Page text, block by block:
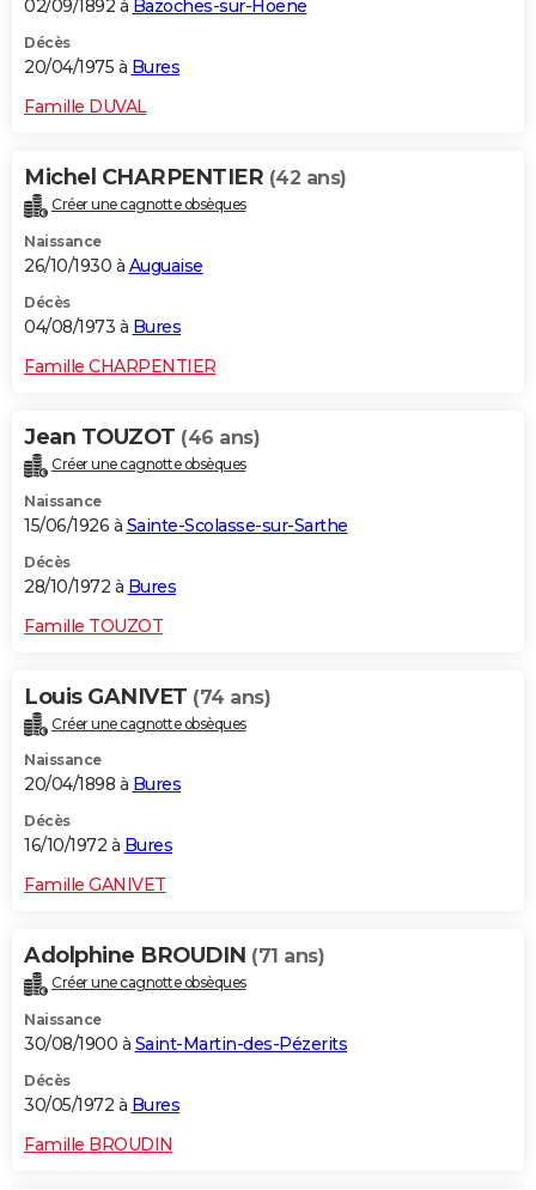
02/09/1892 à Bazoches-sur-Hoëne
Décès
20/04/1975 à Bures
Famille DUVAL
Michel CHARPENTIER (42 ans)
Créer une cagnotte obsèques
Naissance
26/10/1930 à Auguaise
Décès
04/08/1973 à Bures
Famille CHARPENTIER
Jean TOUZOT (46 ans)
Créer une cagnotte obsèques
Naissance
15/06/1926 à Sainte-Scolasse-sur-Sarthe
Décès
28/10/1972 à Bures
Famille TOUZOT
Louis GANIVET (74 ans)
Créer une cagnotte obsèques
Naissance
20/04/1898 à Bures
Décès
16/10/1972 à Bures
Famille GANIVET
Adolphine BROUDIN (71 ans)
Créer une cagnotte obsèques
Naissance
30/08/1900 à Saint-Martin-des-Pézerits
Décès
30/05/1972 à Bures
Famille BROUDIN